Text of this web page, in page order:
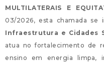
MULTILATERAIS E
03/2026, esta chamada se
Infraestrutura e Cidades
atua no fortalecimento de
ensino em energia limpa,